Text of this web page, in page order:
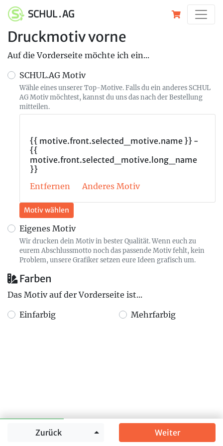
SCHUL . AG
Zurück Springe zu Weiter
Druckmotiv vorne
Auf die Vorderseite möchte ich ein...
SCHUL.AG Motiv
Wähle eines unserer Top-Motive. Falls du ein anderes SCHUL
AG Motiv möchtest, kannst du uns das nach der Bestellung
mitteilen.
{{ motive.front.selected_motive.name }} -
{{
motive.front.selected_motive.long_name
}}
Entfernen
Anderes Motiv
Motiv wählen
Eigenes Motiv
Wir drucken dein Motiv in bester Qualität. Wenn euch zu
eurem Abschlussmotto noch das passende Motiv fehlt, kein
Problem, unsere Grafiker setzen eure Ideen grafisch um.
Farben
Das Motiv auf der Vorderseite ist...
Einfarbig
Mehrfarbig